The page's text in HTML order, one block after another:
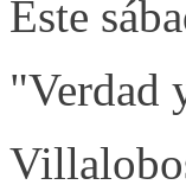
Este
"Verdad